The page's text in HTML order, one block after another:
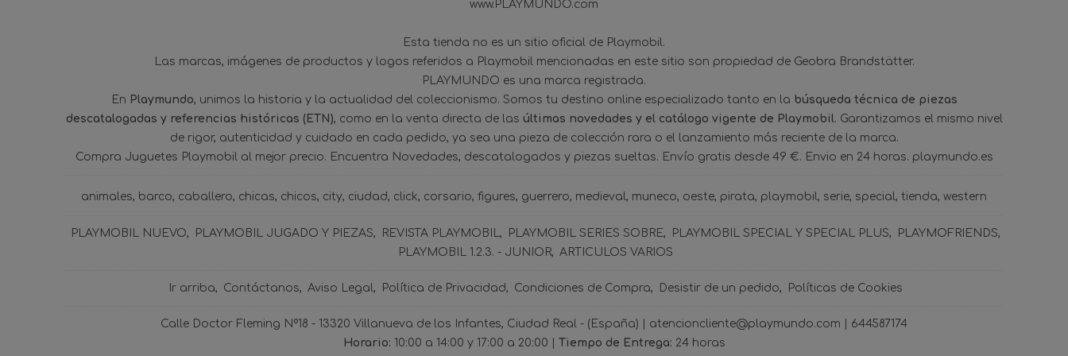
www.PLAYMUNDO.com
Esta tienda no es un sitio oficial de Playmobil.
Las marcas, imágenes de productos y logos referidos a Playmobil mencionadas en este sitio son propiedad de Geobra Brandstätter.
PLAYMUNDO es una marca registrada.
En Playmundo, unimos la historia y la actualidad del coleccionismo. Somos tu destino online especializado tanto en la búsqueda técnica de piezas
descatalogadas y referencias históricas (ETN), como en la venta directa de las últimas novedades y el catálogo vigente de Playmobil. Garantizamos el mismo nivel
de rigor, autenticidad y cuidado en cada pedido, ya sea una pieza de colección rara o el lanzamiento más reciente de la marca.
Compra Juguetes Playmobil al mejor precio. Encuentra Novedades, descatalogados y piezas sueltas. Envío gratis desde 49 €. Envio en 24 horas. playmundo.es
animales barco caballero chicas chicos city ciudad click corsario figures guerrero medieval muneco oeste pirata playmobil serie special tienda western
PLAYMOBIL NUEVO PLAYMOBIL JUGADO Y PIEZAS REVISTA PLAYMOBIL PLAYMOBIL SERIES SOBRE PLAYMOBIL SPECIAL Y SPECIAL PLUS
PLAYMOFRIENDS
PLAYMOBIL 1.2.3. - JUNIOR
ARTICULOS VARIOS
Ir arriba Contáctanos Aviso Legal Política de Privacidad Condiciones de Compra Desistir de un pedido Políticas de Cookies
Calle Doctor Fleming Nº18 - 13320 Villanueva de los Infantes, Ciudad Real - (España) | atencioncliente@playmundo.com | 644587174
Horario: 10:00 a 14:00 y 17:00 a 20:00 | Tiempo de Entrega: 24 horas